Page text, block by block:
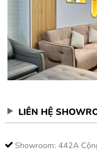
LIÊN HỆ
Showroom: 442A